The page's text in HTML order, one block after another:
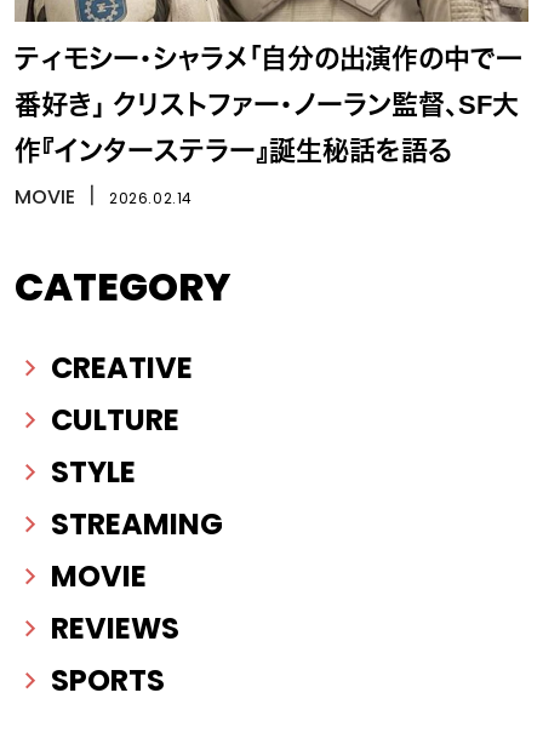
ティモシー・シャラメ「自分の出演作の中で一
番好き」 クリストファー・ノーラン監督、SF大
作『インターステラー』誕生秘話を語る
MOVIE 2026.02.14
CATEGORY
CREATIVE
CULTURE
STYLE
STREAMING
MOVIE
REVIEWS
SPORTS